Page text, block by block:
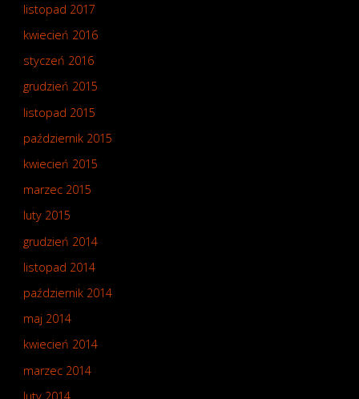
listopad 2017
kwiecień 2016
styczeń 2016
grudzień 2015
listopad 2015
październik 2015
kwiecień 2015
marzec 2015
luty 2015
grudzień 2014
listopad 2014
październik 2014
maj 2014
kwiecień 2014
marzec 2014